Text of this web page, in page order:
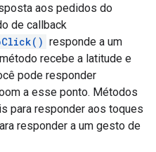
aos pedidos do
de callback
responde a um
recebe a latitude e
pode responder
a esse ponto. Métodos
para responder aos toques
responder a um gesto de